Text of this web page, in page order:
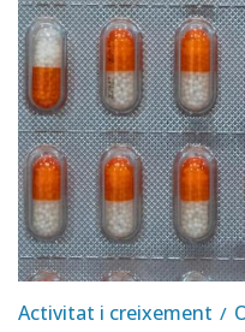
Activitat i creixement